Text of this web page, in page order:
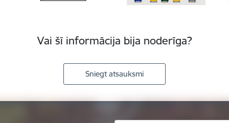
Vai šī informācija bija noderīga?
Sniegt atsauksmi